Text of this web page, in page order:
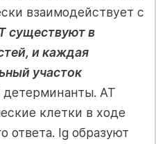
взаимодействует с
существуют в
и каждая
участок
детерминанты. АТ
клетки в ходе
ответа. Ig образуют